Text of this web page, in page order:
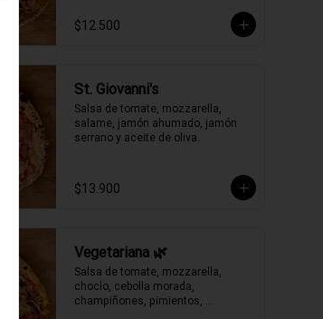
$12.500
St. Giovanni's
Salsa de tomate, mozzarella,
salame, jamón ahumado, jamón
serrano y aceite de oliva.
$13.900
Vegetariana 🌿
Salsa de tomate, mozzarella,
choclo, cebolla morada,
champiñones, pimientos,
Close